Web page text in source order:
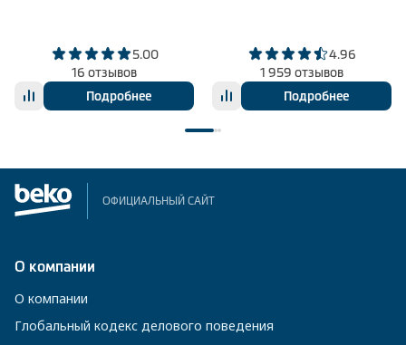
5.00
16 отзывов
Подробнее
4.96
1 959 отзывов
Подробнее
ОФИЦИАЛЬНЫЙ САЙТ
О компании
О компании
Глобальный кодекс делового поведения